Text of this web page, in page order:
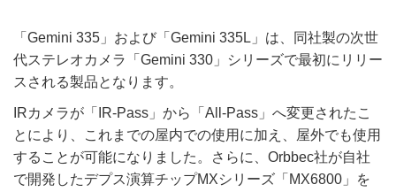
「Gemini 335」および「Gemini 335L」は、同社製の次世
代ステレオカメラ「Gemini 330」シリーズで最初にリリー
スされる製品となります。
IRカメラが「IR-Pass」から「All-Pass」へ変更されたこ
とにより、これまでの屋内での使用に加え、屋外でも使用
することが可能になりました。さらに、Orbbec社が自社
で開発したデプス演算チップMXシリーズ「MX6800」を